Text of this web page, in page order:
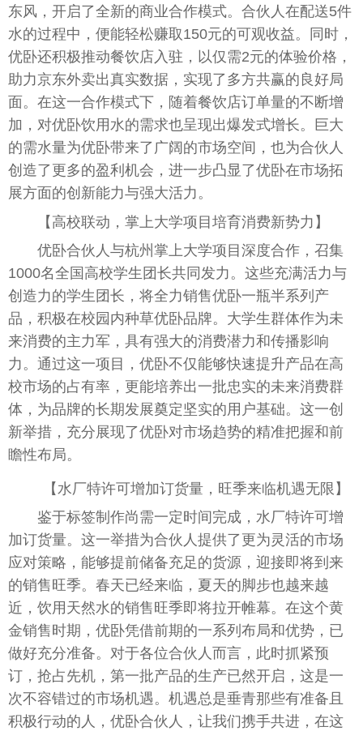
东风，开启了全新的商业合作模式。合伙人在配送5件
水的过程中，便能轻松赚取150元的可观收益。同时，
优卧还积极推动餐饮店入驻，以仅需2元的体验价格，
助力京东外卖出真实数据，实现了多方共赢的良好局
面。在这一合作模式下，随着餐饮店订单量的不断增
加，对优卧饮用水的需求也呈现出爆发式增长。巨大
的需水量为优卧带来了广阔的市场空间，也为合伙人
创造了更多的盈利机会，进一步凸显了优卧在市场拓
展方面的创新能力与强大活力。
【高校联动，掌上大学项目培育消费新势力】
优卧合伙人与杭州掌上大学项目深度合作，召集
1000名全国高校学生团长共同发力。这些充满活力与
创造力的学生团长，将全力销售优卧一瓶半系列产
品，积极在校园内种草优卧品牌。大学生群体作为未
来消费的主力军，具有强大的消费潜力和传播影响
力。通过这一项目，优卧不仅能够快速提升产品在高
校市场的占有率，更能培养出一批忠实的未来消费群
体，为品牌的长期发展奠定坚实的用户基础。这一创
新举措，充分展现了优卧对市场趋势的精准把握和前
瞻性布局。
【水厂特许可增加订货量，旺季来临机遇无限】
鉴于标签制作尚需一定时间完成，水厂特许可增
加订货量。这一举措为合伙人提供了更为灵活的市场
应对策略，能够提前储备充足的货源，迎接即将到来
的销售旺季。春天已经来临，夏天的脚步也越来越
近，饮用天然水的销售旺季即将拉开帷幕。在这个黄
金销售时期，优卧凭借前期的一系列布局和优势，已
做好充分准备。对于各位合伙人而言，此时抓紧预
订，抢占先机，第一批产品的生产已然开启，这是一
次不容错过的市场机遇。机遇总是垂青那些有准备且
积极行动的人，优卧合伙人，让我们携手共进，在这